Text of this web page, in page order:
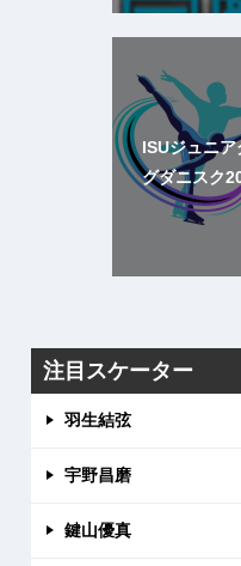
ISUジュニ
グダニスク
注目スケーター
羽生結弦
宇野昌磨
鍵山優真